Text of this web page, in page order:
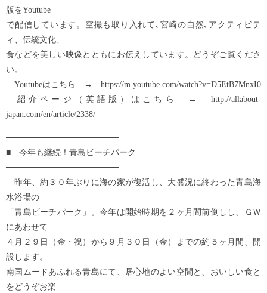
版をYoutube
で配信しています。空撮も取り入れて､宮崎の自然､アクティビテ
ィ、伝統文化、
食などを美しい映像とともにお伝えしています。どうぞご覧くださ
い。
Youtubeはこちら → https://m.youtube.com/watch?v=D5EtB7MnxI0
紹介ページ（英語版）はこちら → http://allabout-
japan.com/en/article/2338/
───────────────────
■ 今年も継続！青島ビーチパーク
───────────────────
昨年、約３０年ぶりに海の家が復活し、大盛況に終わった青島海
水浴場の
「青島ビーチパーク」。今年は開始時期を２ヶ月間前倒しし、ＧＷ
にあわせて
４月２９日（金・祝）から９月３０日（金）までの約５ヶ月間、開
設します。
南国ムードあふれる青島にて、居心地のよい空間と、おいしい食と
をどうぞお楽